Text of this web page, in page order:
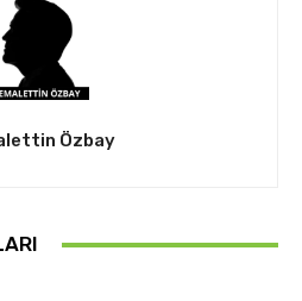
Özbay